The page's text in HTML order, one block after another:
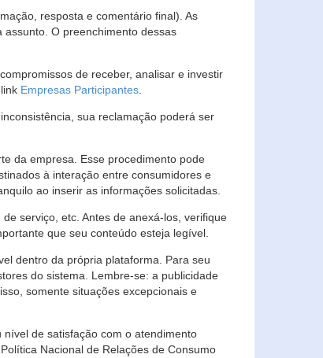
resposta e comentário final). As
O preenchimento dessas
de receber, analisar e investir
Empresas Participantes
sua reclamação poderá ser
da empresa. Esse procedimento pode
à interação entre consumidores e
ao inserir as informações solicitadas.
serviço, etc. Antes de anexá-los, verifique
que seu conteúdo esteja legível.
dentro da própria plataforma. Para seu
do sistema. Lembre-se: a publicidade
somente situações excepcionais e
de satisfação com o atendimento
Nacional de Relações de Consumo